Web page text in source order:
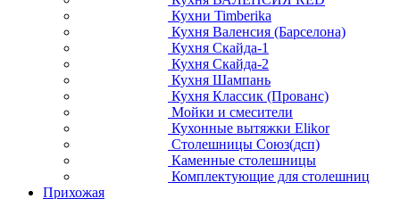
Кухни Timberika
Кухня Валенсия (Барселона)
Кухня Скайда-1
Кухня Скайда-2
Кухня Шампань
Кухня Классик (Прованс)
Мойки и смесители
Кухонные вытяжки Elikor
Столешницы Союз(дсп)
Каменные столешницы
Комплектующие для столешниц
Прихожая